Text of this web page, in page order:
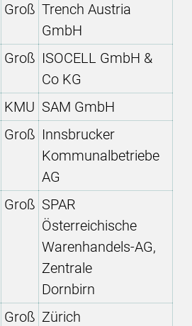
Groß Trench Austria
GmbH
Groß ISOCELL GmbH &
Co KG
KMU SAM GmbH
Groß Innsbrucker
Kommunalbetriebe
AG
Groß SPAR
Österreichische
Warenhandels-AG,
Zentrale
Dornbirn
Groß Zürich